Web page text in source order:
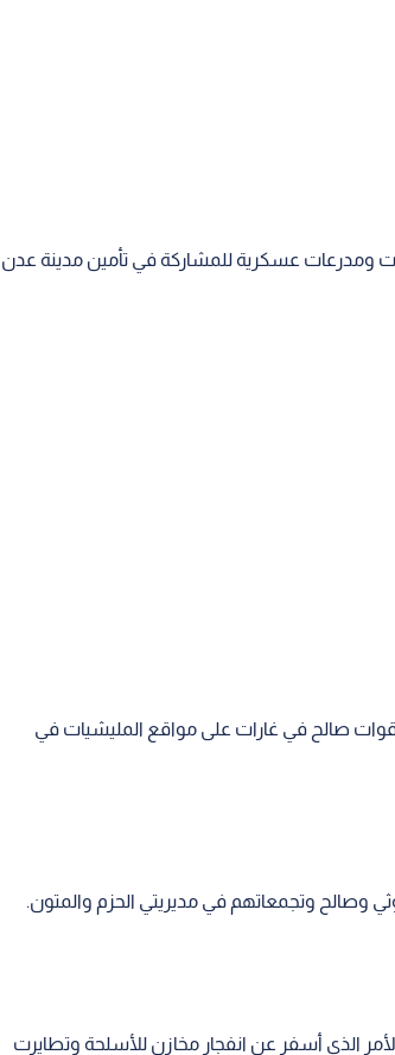
ومدرعات عسكرية للمشاركة في تأمين مدينة عدن
صالح في غارات على مواقع المليشيات في
وصالح وتجمعاتهم في مديريتي الحزم والمتون.
الأمر الذي أسفر عن انفجار مخازن للأسلحة وتطايرت